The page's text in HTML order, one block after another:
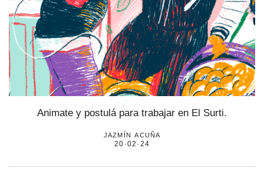
consumo ilustrado
surti impreso
Animate y postulá para trabajar en El Surti.
jazmín acuña
20·02·24